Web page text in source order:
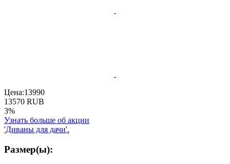
Цена:13990
13570 RUB
3%
Узнать больше об акции
'Диваны для дачи'.
Размер(ы):